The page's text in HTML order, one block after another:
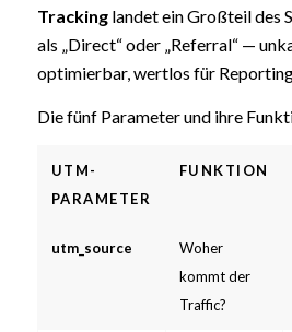
Trackinglandet ein Großteil des
als „Direct“ oder „Referral“ —
optimierbar, wertlos für
Die fünf Parameter und ihre
UTM-
PARAMETER
FUNKTION
utm_source
Woher
kommt der
Traffic?